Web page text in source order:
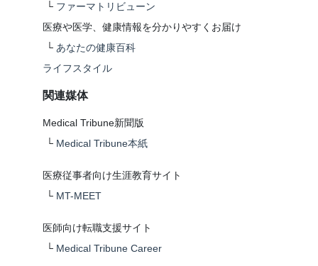
└ ファーマトリビューン
医療や医学、健康情報を分かりやすくお届け
└ あなたの健康百科
ライフスタイル
関連媒体
Medical Tribune新聞版
└ Medical Tribune本紙
医療従事者向け生涯教育サイト
└ MT-MEET
医師向け転職支援サイト
└ Medical Tribune Career